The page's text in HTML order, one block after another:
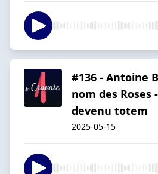
#136 - Antoine
nom des Roses
devenu totem
2025-05-15